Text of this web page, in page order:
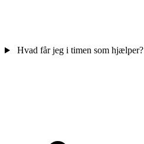
Hvad får jeg i timen som hjælper?